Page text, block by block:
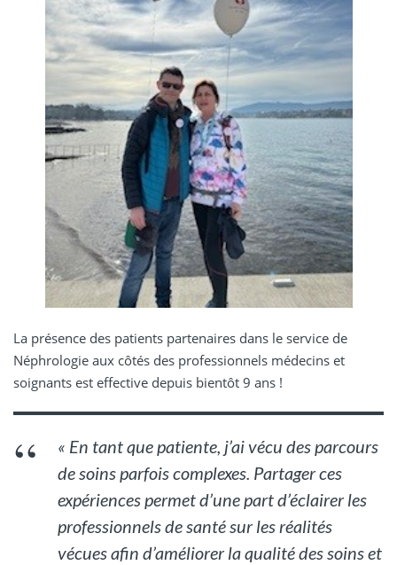
La présence des patients partenaires dans le service de
Néphrologie aux côtés des professionnels médecins et
soignants est effective depuis bientôt 9 ans !
« En tant que patiente, j’ai vécu des parcours
de soins parfois complexes. Partager ces
expériences permet d’une part d’éclairer les
professionnels de santé sur les réalités
vécues afin d’améliorer la qualité des soins et